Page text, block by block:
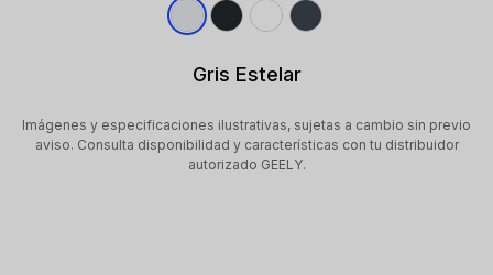
Gris Estelar
Imágenes y especificaciones ilustrativas, sujetas a cambio sin previo
aviso. Consulta disponibilidad y características con tu distribuidor
autorizado GEELY.